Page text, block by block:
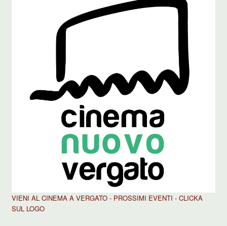
VIENI AL CINEMA A VERGATO - PROSSIMI EVENTI - CLICKA
SUL LOGO